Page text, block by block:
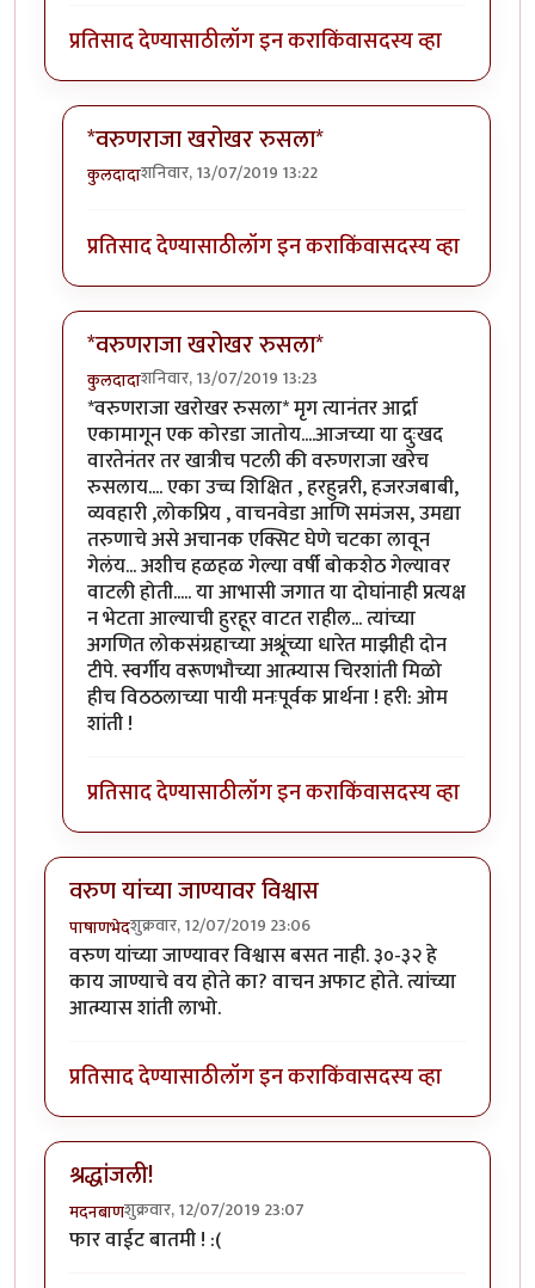
प्रतिसाद देण्यासाठीलॉग इन कराकिंवासदस्य व्हा
*वरुणराजा खरोखर रुसला*
कुलदादाशनिवार, 13/07/2019 13:22
प्रतिसाद देण्यासाठीलॉग इन कराकिंवासदस्य व्हा
*वरुणराजा खरोखर रुसला*
कुलदादाशनिवार, 13/07/2019 13:23
In reply toश्रद्धांजलीbyस्पार्टाकस
*वरुणराजा खरोखर रुसला* मृग त्यानंतर आर्द्रा
एकामागून एक कोरडा जातोय....आजच्या या दुःखद
वारतेनंतर तर खात्रीच पटली की वरुणराजा खरेच
रुसलाय.... एका उच्च शिक्षित , हरहुन्नरी, हजरजबाबी,
व्यवहारी ,लोकप्रिय , वाचनवेडा आणि समंजस, उमद्या
तरुणाचे असे अचानक एक्सिट घेणे चटका लावून
गेलंय... अशीच हळहळ गेल्या वर्षी बोकशेठ गेल्यावर
वाटली होती..... या आभासी जगात या दोघांनाही प्रत्यक्ष
न भेटता आल्याची हुरहूर वाटत राहील... त्यांच्या
अगणित लोकसंग्रहाच्या अश्रूंच्या धारेत माझीही दोन
टीपे. स्वर्गीय वरूणभौच्या आत्म्यास चिरशांती मिळो
हीच विठठलाच्या पायी मनःपूर्वक प्रार्थना ! हरी: ओम
शांती !
प्रतिसाद देण्यासाठीलॉग इन कराकिंवासदस्य व्हा
वरुण यांच्या जाण्यावर विश्वास
पाषाणभेदशुक्रवार, 12/07/2019 23:06
वरुण यांच्या जाण्यावर विश्वास बसत नाही. ३०-३२ हे
काय जाण्याचे वय होते का? वाचन अफाट होते. त्यांच्या
आत्म्यास शांती लाभो.
प्रतिसाद देण्यासाठीलॉग इन कराकिंवासदस्य व्हा
श्रद्धांजली!
मदनबाणशुक्रवार, 12/07/2019 23:07
फार वाईट बातमी ! :(